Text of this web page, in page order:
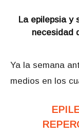
La epilepsia y
necesidad
Ya la semana
medios en los